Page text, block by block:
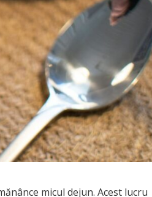
micul dejun. Acest lucru